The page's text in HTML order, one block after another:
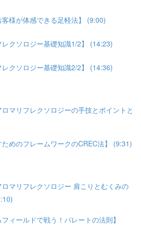
様が体感できる足軽法】 (9:00)
レクソロジー基礎知識1/2】 (14:23)
レクソロジー基礎知識2/2】 (14:36)
マリフレクソロジーの手技とポイントと
ためのフレームワークのCREC法】 (9:31)
マリフレクソロジー 肩こりとむくみの
フィールドで戦う！パレートの法則】